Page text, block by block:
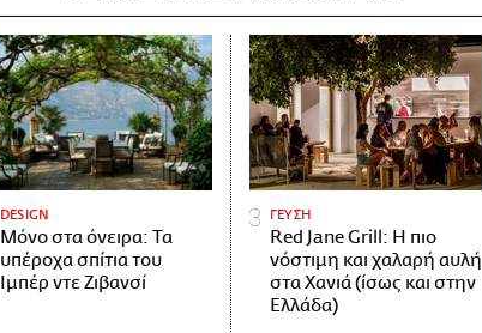
DESIGN
Μόνο στα όνειρα: Τα
υπέροχα σπίτια του
Ιμπέρ ντε Ζιβανσί
ΓΕΥΣΗ
Red Jane Grill: Η πιο
νόστιμη και χαλαρή αυλή
στα Χανιά (ίσως και στην
Ελλάδα)